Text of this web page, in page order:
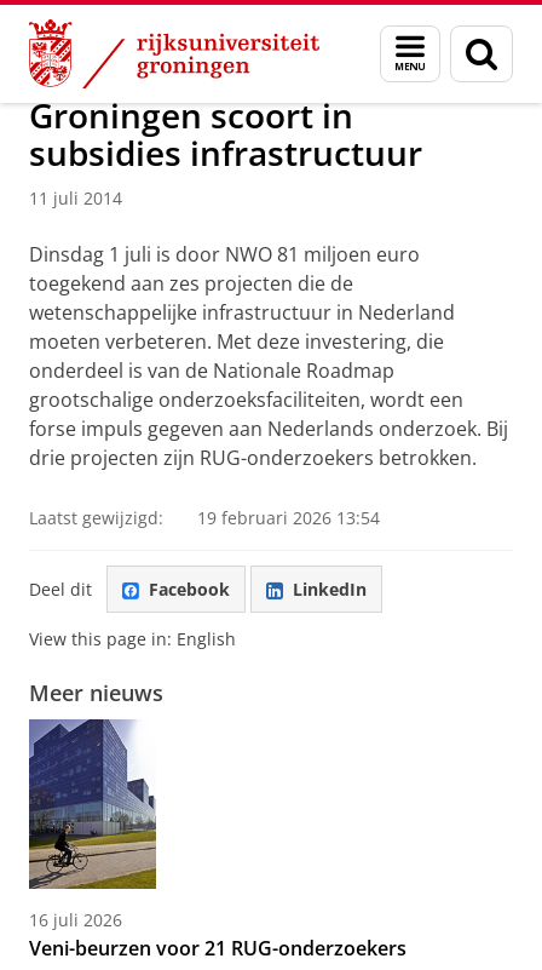
Skip
Content
Skip
Navigation
Menu
en
zoeken
Over ons Actueel Nieuws Nieuwsberichten
Groningen scoort in
subsidies infrastructuur
11 juli 2014
Dinsdag 1 juli is door NWO 81 miljoen euro
toegekend aan zes projecten die de
wetenschappelijke infrastructuur in Nederland
moeten verbeteren. Met deze investering, die
onderdeel is van de Nationale Roadmap
grootschalige onderzoeksfaciliteiten, wordt een
forse impuls gegeven aan Nederlands onderzoek. Bij
drie projecten zijn RUG-onderzoekers betrokken.
Laatst gewijzigd: 19 februari 2026 13:54
Deel dit Facebook LinkedIn
View this page in: English
Meer nieuws
16 juli 2026
Veni-beurzen voor 21 RUG-onderzoekers